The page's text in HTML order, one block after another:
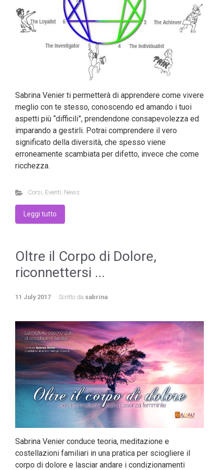
Sabrina Venier ti permetterà di apprendere come vivere
meglio con te stesso, conoscendo ed amando i tuoi
aspetti più “difficili”, prendendone consapevolezza ed
imparando a gestirli. Potrai comprendere il vero
significato della diversità, che spesso viene
erroneamente scambiata per difetto, invece che come
ricchezza.
Corsi, Eventi, News
Leggi tutto
Oltre il Corpo di Dolore,
riconnettersi ...
11 July 2017 Scritto da sabrina
Sabrina Venier conduce teoria, meditazione e
costellazioni familiari in una pratica per sciogliere il
corpo di dolore e lasciar andare i condizionamenti